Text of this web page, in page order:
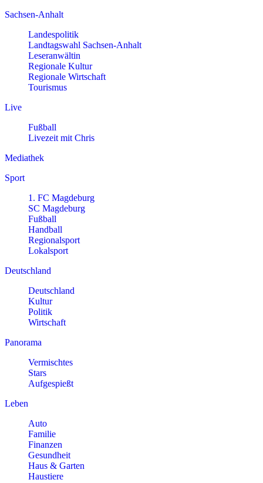
Sachsen-Anhalt
Landespolitik
Landtagswahl Sachsen-Anhalt
Leseranwältin
Regionale Kultur
Regionale Wirtschaft
Tourismus
Live
Fußball
Livezeit mit Chris
Mediathek
Sport
1. FC Magdeburg
SC Magdeburg
Fußball
Handball
Regionalsport
Lokalsport
Deutschland
Deutschland
Kultur
Politik
Wirtschaft
Panorama
Vermischtes
Stars
Aufgespießt
Leben
Auto
Familie
Finanzen
Gesundheit
Haus & Garten
Haustiere